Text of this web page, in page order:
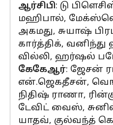
ஆர்சிபி: டு
மஹிபால்,
அகமது, சுயாஷ்
கார்த்திக்,
வில்லி, ஹர்ஷல்
கேகேஆர்: ஜேசன்
என்.ஜெகதீசன்,
நிதிஷ் ராணா,
டேவிட் வைஸ்,
யாதவ், குல்வந்த்